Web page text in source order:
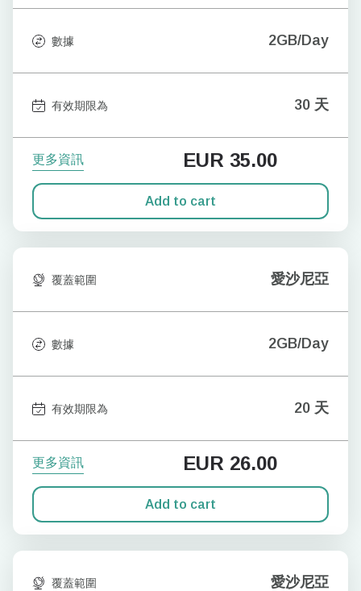
數據 2GB/Day
有效期限為 30 天
更多資訊 EUR 35.00
Add to cart
覆蓋範圍 愛沙尼亞
數據 2GB/Day
有效期限為 20 天
更多資訊 EUR 26.00
Add to cart
覆蓋範圍 愛沙尼亞